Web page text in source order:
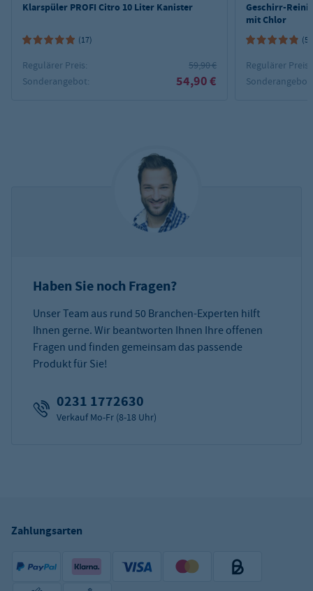
Klarspüler PROFI Citro 10 Liter Kanister
(17)
Regulärer Preis:
59,90 €
Sonderangebot:
54,90 €
Geschirr-
mit Chlor
(5)
Regulärer Preis:
Sonderangebot:
Haben Sie noch Fragen?
Unser Team aus rund 50 Branchen-Experten hilft
Ihnen gerne. Wir beantworten Ihnen Ihre offenen
Fragen und finden gemeinsam das passende
Produkt für Sie!
0231 1772630
Verkauf Mo-Fr (8-18 Uhr)
Zahlungsarten